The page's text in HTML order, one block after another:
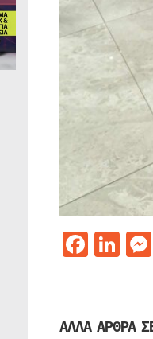
ΑΛΛΑ ΑΡΘΡΑ